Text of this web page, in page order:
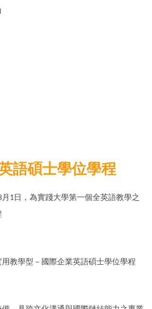
語碩士學位學程
月 1日，為實踐大學第一個全英語教學之
教學型－國際企業英語碩士學位學程